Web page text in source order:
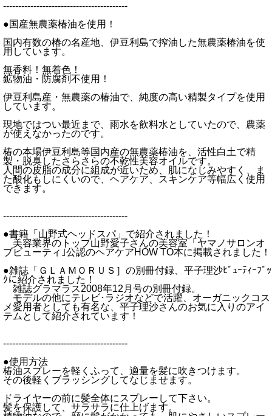
-----------------------------------------
●国産無農薬椿油を使用！
国内有数の椿の名産地、伊豆利島で搾油した無農薬椿油を使
用しています。
無香料！無着色！
鉱物油・防腐剤不使用！
伊豆利島産・無農薬の椿油で、純度の高い精製タイプを使用
しています。
現地ではつい最近まで、雨水を飲料水としていたので、農薬
が使えなかったのです。
椿の本場伊豆利島等国内産の無農薬椿油を、活性白土で精
製・脱臭したさらさらの不乾性美容オイルです。
人間の皮脂の成分に組成が近いため、肌になじみやすく、ま
た酸化もしにくいので、ヘアケア、スキンケア等幅広く使用
できます。
-----------------------------------------
●書籍「山野式ヘッドスパ」で紹介されました！
美容業界のトップ山野愛子さんの美容室「ヤマノサロンオ
ブビューティ｣公認のヘアケアHOW TO本に掲載されました！
●雑誌「ＧＬＡＭＯＲＵＳ］の別冊付録、平子理沙ﾋﾞｭｰﾃｨｰﾌﾞｯ
ｸに紹介されました！
雑誌グラマラス2008年12月号の別冊付録。
モデルの他にテレビ･ラジオなどで活躍、オーガニックコス
メ愛用者としても有名な、平子理沙さんのお気に入りのアイ
テムとして紹介されています！
-----------------------------------------
●使用方法
椿油スプレーを軽くふって、適量を髪に吹きつけます。
その後軽くブラッシングしてなじませます。
ドライヤーの前に髪全体にスプレーして下さい。
髪を保護して、サラサラに仕上げます。